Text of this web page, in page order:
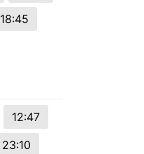
18:45
12:47
23:10